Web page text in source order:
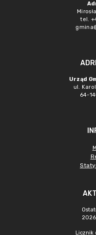
tel.
Urząd
ul.
64-
Licznik